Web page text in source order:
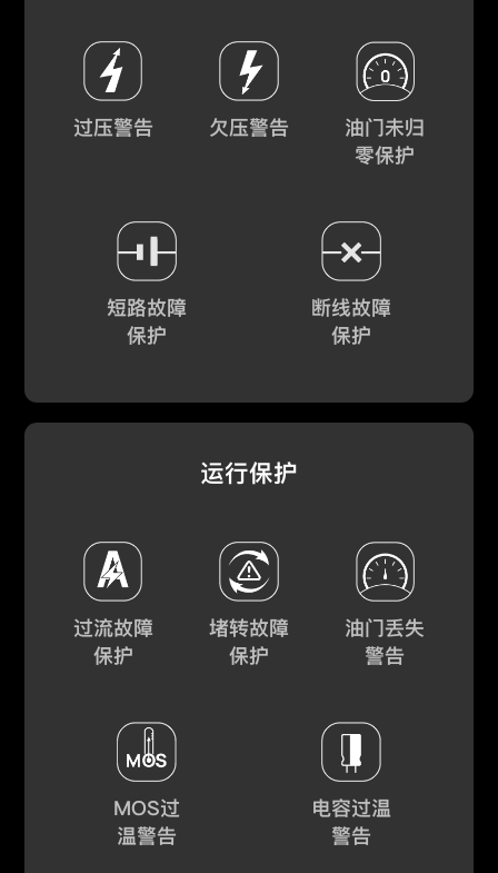
过压警告 欠压警告
油门未归
零保护
短路故障
保护
断线故障
保护
运行保护
过流故障
保护
堵转故障
保护
油门丢失
警告
MOS过
温警告
电容过温
警告